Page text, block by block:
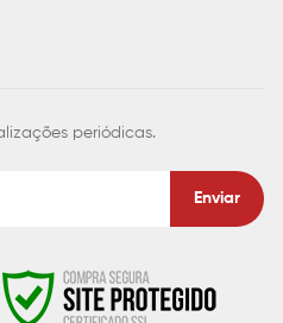
periódicas.
Enviar